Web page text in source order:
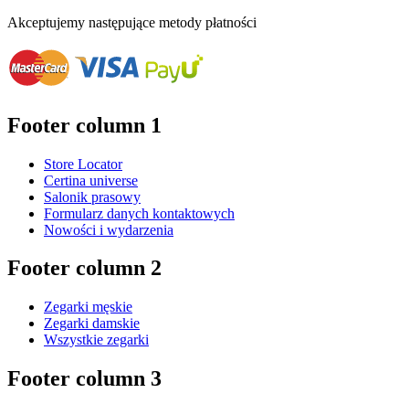
Akceptujemy następujące metody płatności
Footer column 1
Store Locator
Certina universe
Salonik prasowy
Formularz danych kontaktowych
Nowości i wydarzenia
Footer column 2
Zegarki męskie
Zegarki damskie
Wszystkie zegarki
Footer column 3